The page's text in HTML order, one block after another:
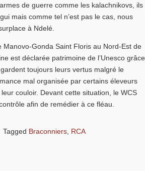
de guerre comme les kalachnikovs, ils
mais comme tel n’est pas le cas, nous
à Ndelé.
Manovo-Gonda Saint Floris au Nord-Est de
est déclarée patrimoine de l’Unesco grâce
toujours leurs vertus malgré le
mal organisée par certains éleveurs
couloir. Devant cette situation, le WCS
afin de remédier à ce fléau.
Tagged Braconniers RCA